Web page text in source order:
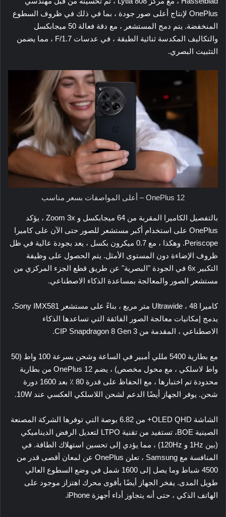
OnePlus لإنتاج أعلى صور جودة ، بما في ذلك في ظروف السطوع
المنخفضة. يتم دمج المستشعر ، مع دقة فعالة 50 ميجابكسل
والتكاليف المكدسة ثنائية الطبقة ، في عدسات F/1.7 ، مما يضمن
التثبيت البصري.
OnePlus 12 – أعلى المواصفات بسعر مناسب
بالتفصيل الكاميرا المقربة من 64 ميجابكسل و Zoom 3x ، يؤكد
OnePlus على استخدام أكبر مستشعر للصور حتى الآن على كاميرا
Periscope. وهكذا ، مع 0.7 ميكرون بكسل ، يعد بجودة عالية في ظل
ظروف الإضاءة دون المستوى الأمثل. يتم الحصول على وظيفة
التكبير 6x في الجودة "البصرية" عن طريق قطع الجزء المركزي من
مستشعر الصور والمعالجة بمساعدة الذكاء الاصطناعي.
كاميرا Ultrawide ، 48 متر مربع ، بناءً على مستشعر Sony IMX581،
يدمج إمكانيات معالجة الصور الفائقة التي تساعدها الذكاء
الاصطناعي ، المقدمة من CIP Snapdragon 8 Gen 3
.
مع بطارية 5400 مللي أمبير في الساعة وشحن بسرعة 100 واط (50
واط لاسلكي ، مع محول مخصص) ، يضم OnePlus 12 من بطارية
محدودة تم اختبارها ، مع الحفاظ على قدرة 80 ٪ بعد 1600 دورة
شحن. يوفر الجهاز أيضًا الدعم لشحن اللاسلكي العكسي عند 10W.
الشاشة OLED QHD+
من 6.82 بوصة التي توفرها الشركة المصنعة
الصينية BOE
، تستفيد من تقنية LTPO لتعديل الرفض الديناميكي
(بين 1Hz و 120Hz) ، مما يؤدي إلى تحسين استهلاك الطاقة. في
المنافسة مع Samsung ، تعلن OnePlus عن لمعان أقصى قدر من
4500 شباط وما يصل إلى 1600 شمل في وضع السطوع العالي
طويل المدى. يفخر الجهاز أيضًا بأقوى محرك اهتزاز موجود على
الهاتف الذكي ، حتى أنه يتجاوز أداء أجهزة iPhone.